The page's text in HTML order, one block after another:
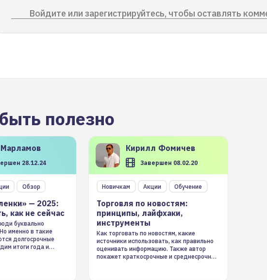
Войдите или зарегистрируйтесь, чтобы оставлять
полезно
Марламов
28.12.24
Обзор
— 2025:
как не сейчас
буквально
именно в такие
долгосрочные
итоги года и
Кирилл Фомичев
Завершен 08.02.20
Новичкам Акции Обучение
Торговля по новостям:
принципы, лайфхаки,
инструменты
Как торговать по новостям, какие
источники использовать, как правильно
оценивать информацию. Также автор
покажет краткосрочные и среднесрочные